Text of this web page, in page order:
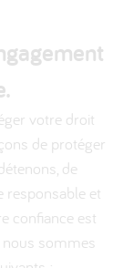
votre droit
de protéger
de
responsable et
confiance est
sommes